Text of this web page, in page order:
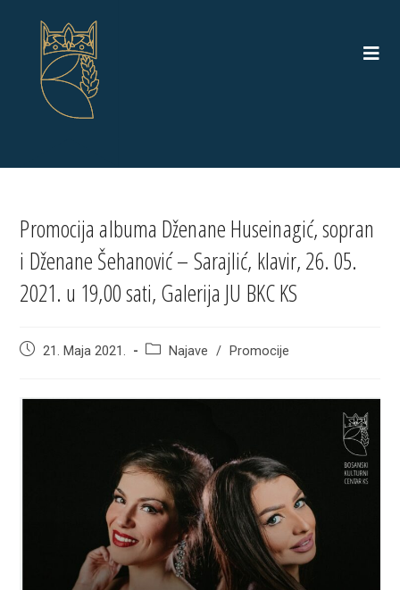
Promocija albuma Dženane Huseinagić, sopran
i Dženane Šehanović – Sarajlić, klavir, 26. 05.
2021. u 19,00 sati, Galerija JU BKC KS
Post21. Maja 2021.
PostNajave / Promocije